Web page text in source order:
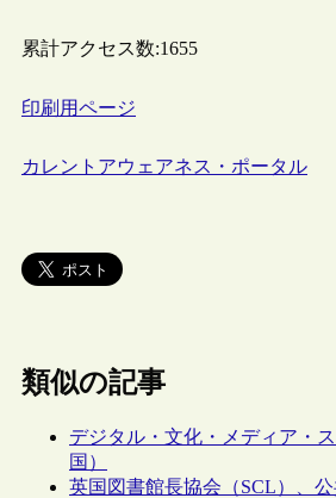
累計アクセス数:1655
印刷用ページ
カレントアウェアネス・ポータル
類似の記事
デジタル・文化・メディア・
国）
英国図書館長協会（SCL）、